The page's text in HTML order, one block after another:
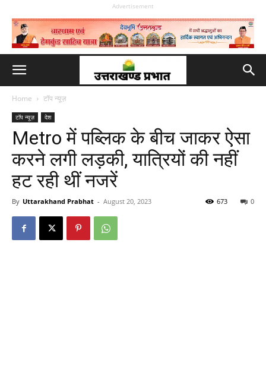
Advertisement
Home टॉप न्यूज़
टॉप न्यूज़ देश
Metro में पब्लिक के बीच जाकर ऐसा
करने लगी लड़की, यात्रियों की नहीं
हट रही थीं नजरें
By Uttarakhand Prabhat - August 20, 2023 0
673